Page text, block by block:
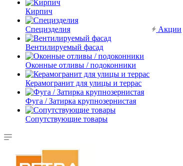
Кирпич
Специзделия
Вентилируемый фасад
Оконные отливы / подоконники
Керамогранит для улицы и террас
Фуга / Затирка крупнозернистая
Сопутствующие товары
Акции